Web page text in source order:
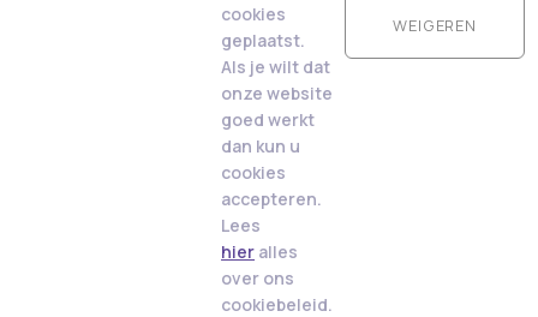
cookies
geplaatst.
Als je wilt dat
onze website
goed werkt
dan kun u
cookies
accepteren.
Lees
hier alles
over ons
cookiebeleid.
WEIGEREN